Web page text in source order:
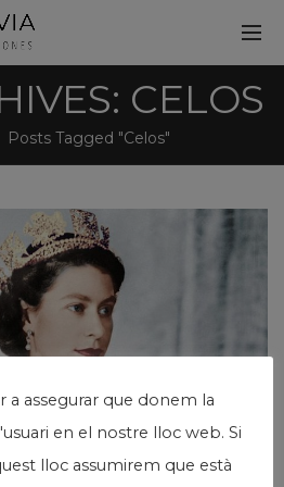
CELOS
Posts Tagged "Celos"
(O NO)
assegurar que donem la
en el nostre lloc web. Si
lloc assumirem que està